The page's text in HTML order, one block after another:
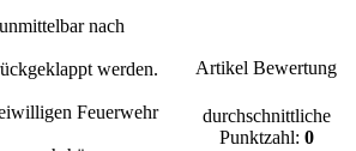
nach
werden.
Feuerwehr
Artikel Bewertung
durchschnittliche
Punktzahl: 0